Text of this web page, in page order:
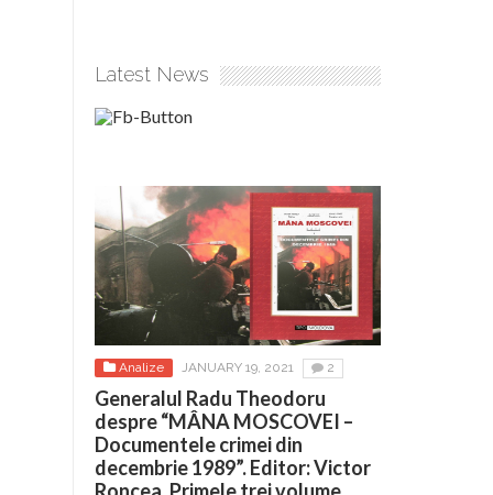
Latest News
Analize JANUARY 19, 2021 2
Generalul Radu Theodoru
despre “MÂNA MOSCOVEI –
Documentele crimei din
decembrie 1989”. Editor: Victor